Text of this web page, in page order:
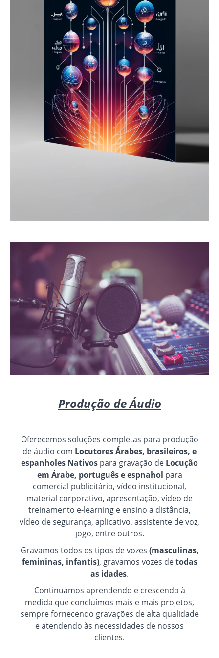
Produção de Áudio
Oferecemos soluções completas para produção
de áudio com Locutores Árabes, brasileiros, e
espanholes Nativos para gravação de Locução
em Árabe, português e espnahol para
comercial publicitário, vídeo institucional,
material corporativo, apresentação, vídeo de
treinamento e-learning e ensino a distância,
vídeo de segurança, aplicativo, assistente de voz,
jogo, entre outros.
Gravamos todos os tipos de vozes (masculinas,
femininas, infantis), gravamos vozes detodas
as idades.
Continuamos aprendendo e crescendo à
medida que concluímos mais e mais projetos,
sempre fornecendo gravações de alta qualidade
e atendendo às necessidades de nossos
clientes.